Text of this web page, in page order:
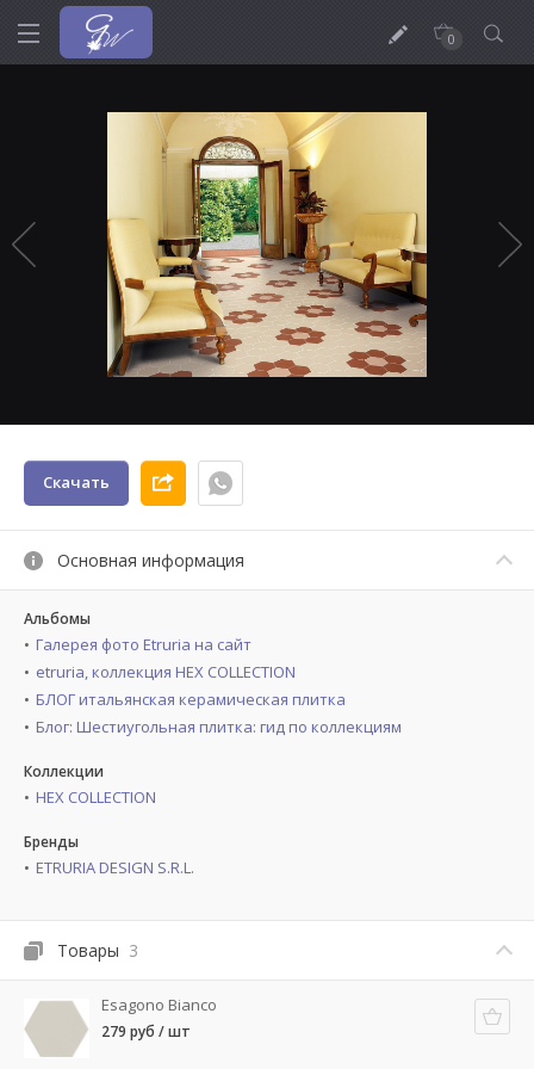
0
Скачать
Основная информация
Альбомы
Галерея фото Etruria на сайт
etruria, коллекция HEX COLLECTION
БЛОГ итальянская керамическая плитка
Блог: Шестиугольная плитка: гид по коллекциям
Коллекции
HEX COLLECTION
Бренды
ETRURIA DESIGN S.R.L.
Товары 3
Esagono Bianco
279 руб / шт